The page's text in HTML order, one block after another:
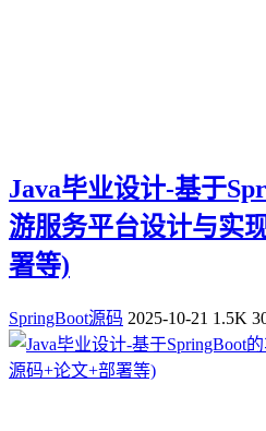
Java毕业设计-基于
游服务平台设计与实
署等)
SpringBoot源码 2025-10-21 1.5K